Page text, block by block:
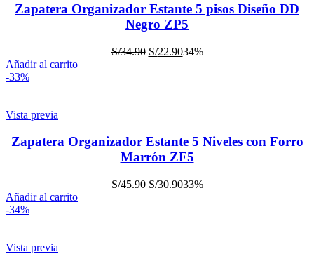
Zapatera Organizador Estante 5 pisos Diseño DD
Negro ZP5
S/34.90 S/22.9034%
Añadir al carrito
-33%
Vista previa
Zapatera Organizador Estante 5 Niveles con Forro
Marrón ZF5
S/45.90 S/30.9033%
Añadir al carrito
-34%
Vista previa